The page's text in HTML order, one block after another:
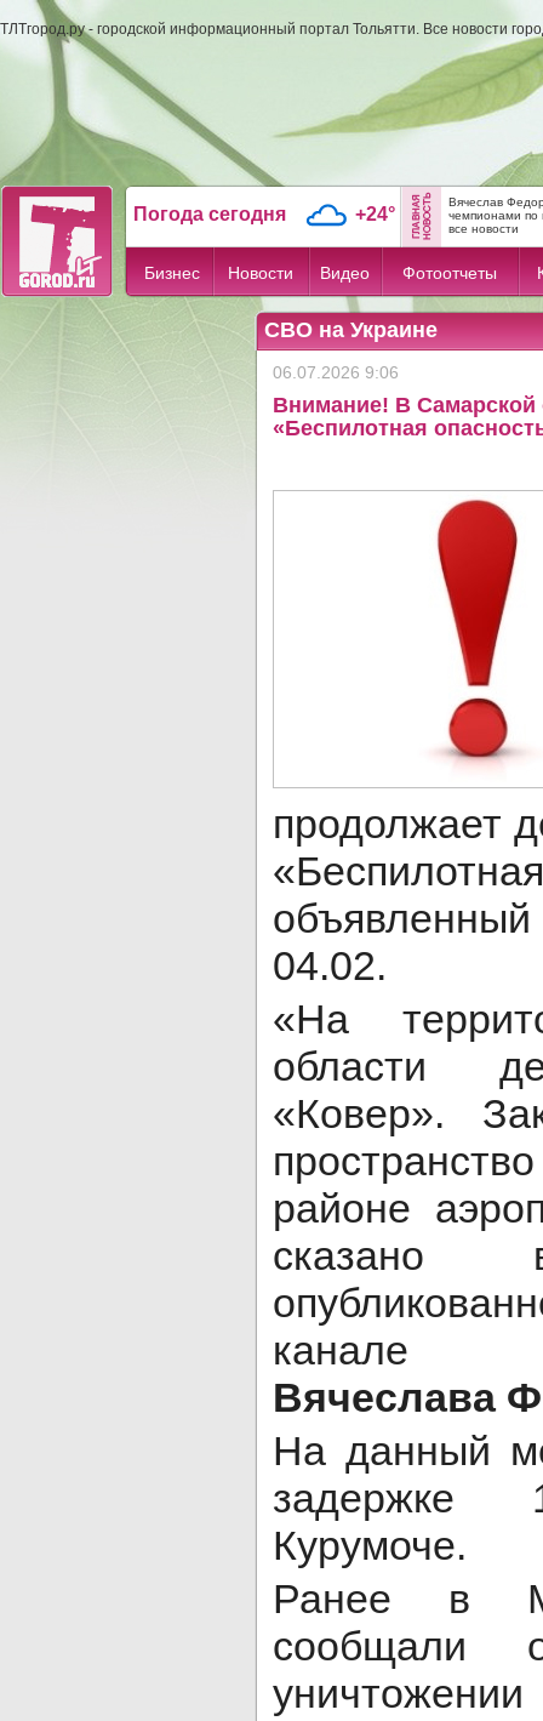
ТЛТгород.ру - городской информационный портал Тольятти. Все новости
Погода сегодня +24°
Вячеслав
чемпионами по
все новости
Бизнес Новости Видео Фотоотчеты
СВО на Украине
06.07.2026 9:06
Внимание! В Самарской
«Беспилотная
продолжает
объявленный
04.02.
«На
области
«Ковер».
районе
сказано
канале
Вячеслава
На данный
Курумоче.
Ранее в
сообщали